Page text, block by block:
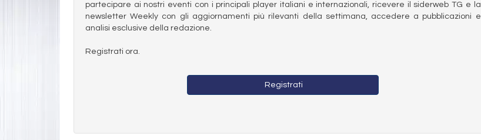
partecipare ai nostri eventi con i principali player italiani e internazionali, ricevere il siderweb TG e la
newsletter Weekly con gli aggiornamenti più rilevanti della settimana, accedere a pubblicazioni e
analisi esclusive della redazione.
Registrati ora.
Registrati